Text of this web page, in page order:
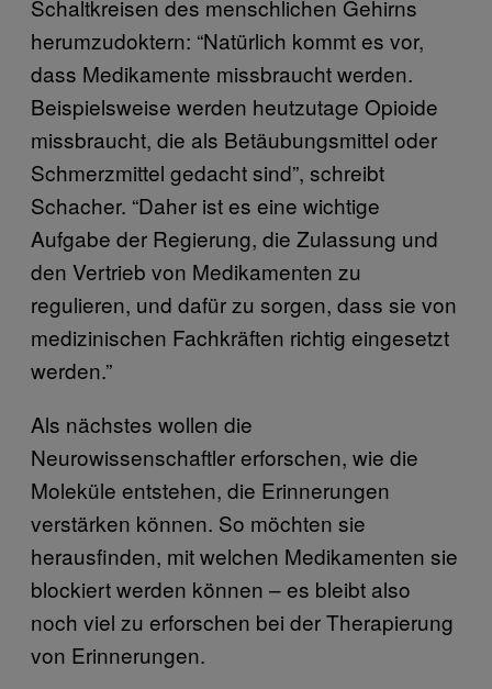
Schaltkreisen des menschlichen Gehirns
herumzudoktern: “Natürlich kommt es vor,
dass Medikamente missbraucht werden.
Beispielsweise werden heutzutage Opioide
missbraucht, die als Betäubungsmittel oder
Schmerzmittel gedacht sind”, schreibt
Schacher. “Daher ist es eine wichtige
Aufgabe der Regierung, die Zulassung und
den Vertrieb von Medikamenten zu
regulieren, und dafür zu sorgen, dass sie von
medizinischen Fachkräften richtig eingesetzt
werden.”
Als nächstes wollen die
Neurowissenschaftler erforschen, wie die
Moleküle entstehen, die Erinnerungen
verstärken können. So möchten sie
herausfinden, mit welchen Medikamenten sie
blockiert werden können – es bleibt also
noch viel zu erforschen bei der Therapierung
von Erinnerungen.